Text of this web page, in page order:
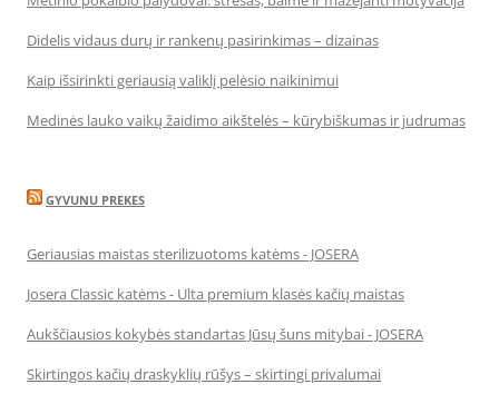
Didelis vidaus durų ir rankenų pasirinkimas – dizainas
Kaip išsirinkti geriausią valiklį pelėsio naikinimui
Medinės lauko vaikų žaidimo aikštelės – kūrybiškumas ir judrumas
GYVUNU PREKES
Geriausias maistas sterilizuotoms katėms - JOSERA
Josera Classic katėms - Ulta premium klasės kačių maistas
Aukščiausios kokybės standartas Jūsų šuns mitybai - JOSERA
Skirtingos kačių draskyklių rūšys – skirtingi privalumai